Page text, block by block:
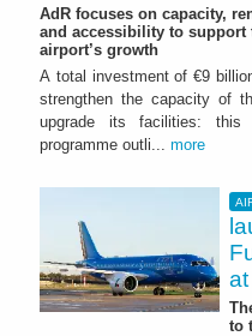
AdR focuses on capacity,
and accessibility to support
airport’s growth
A total investment of €9
strengthen the capacity of
upgrade its facilities: this
programme outli... more
to